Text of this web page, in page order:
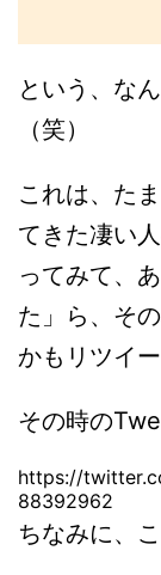
という、な
（笑）
これは、た
てきた凄い
ってみて、
た」ら、そ
かもリツイ
その時の
https://
88392962
ちなみに、